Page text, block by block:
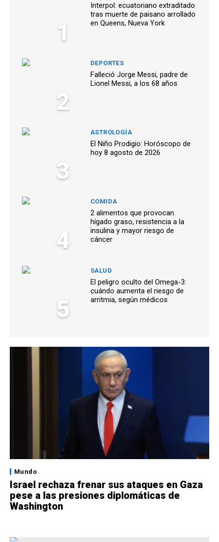
1
Interpol: ecuatoriano extraditado
tras muerte de paisano arrollado
en Queens, Nueva York
2
DEPORTES
Falleció Jorge Messi, padre de
Lionel Messi, a los 68 años
3
ASTROLOGÍA
El Niño Prodigio: Horóscopo de
hoy 8 agosto de 2026
4
COMIDA
2 alimentos que provocan
hígado graso, resistencia a la
insulina y mayor riesgo de
cáncer
5
SALUD
El peligro oculto del Omega-3:
cuándo aumenta el riesgo de
arritmia, según médicos
Mundo
Israel rechaza frenar sus ataques en Gaza
pese a las presiones diplomáticas de
Washington